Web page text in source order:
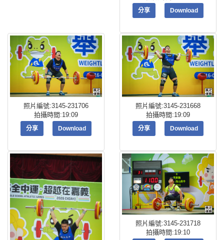
分享 Download
照片編號:3145-231706
拍攝時間:19:09
分享 Download
照片編號:3145-231668
拍攝時間:19:09
分享 Download
照片編號:3145-231718
拍攝時間:19:10